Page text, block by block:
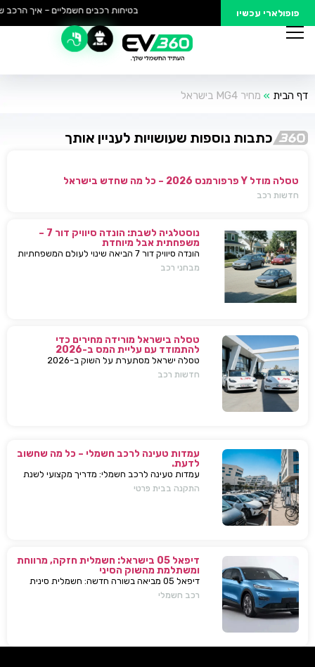
פופולארי עכשיו בטיחות רכבים חשמליים – איך הרכב
דף הבית » מחיר MG4 בישראל
כתבות נוספות שעושויות לעניין אותך
טסלה מודל Y פרפורמנס 2026 – כל מה שחדש בישראל
חדשות רכב
נוסטלגיה לשבת: הונדה סיוויק דור 7 –
משפחתית אבל מיוחדת
הונדה סיוויק דור 7 הביאה שינוי לעולם המשפחתיות
בישראל — כל מה שחשוב לדעת, מפרטים ועד
מבחני רכב
טסלה בישראל מורידה מחירים כדי
להתמודד עם עליית המס ב-2026
טסלה ישראל מסתערת על השוק ב-2026
ומבצעת הפחתות מחירים של עשרות אלפי שקלים
חדשות רכב
עמדות טעינה לרכב חשמלי – כל מה שחשוב
לדעת.
עמדות טעינה לרכב חשמלי: מדריך מקצועי לשנת
2025. בחירת עמדת טעינה, התקנה בבית או
התקנה בבית פרטי
דיפאל 05 בישראל: חשמלית חזקה, מרווחת
ומשתלמת מהשוק הסיני
דיפאל 05 מביאה בשורה חדשה: חשמלית סינית
חזקה, גדולה וזולה שמאיימת לערער את מתחרות
רכב חשמלי